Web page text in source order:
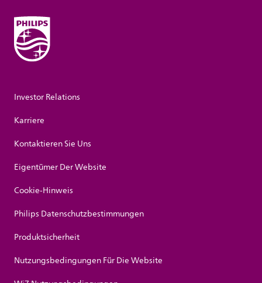
Investor Relations
Karriere
Kontaktieren Sie Uns
Eigentümer Der Website
Cookie-Hinweis
Philips Datenschutzbestimmungen
Produktsicherheit
Nutzungsbedingungen Für Die Website